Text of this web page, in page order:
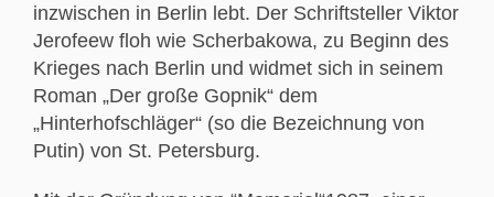
inzwischen in Berlin lebt. Der Schriftsteller Viktor
Jerofeew floh wie Scherbakowa, zu Beginn des
Krieges nach Berlin und widmet sich in seinem
Roman „Der große Gopnik“ dem
„Hinterhofschläger“ (so die Bezeichnung von
Putin) von St. Petersburg.